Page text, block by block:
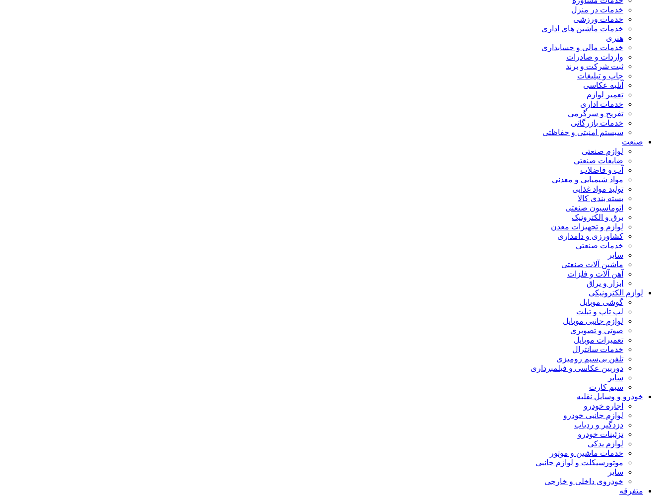
خدمات در منزل
خدمات ورزشی
خدمات ماشین های اداری
هنری
خدمات مالی و حسابداری
واردات و صادرات
ثبت شرکت و برند
چاپ و تبلیغات
آتلیه عکاسی
تعمیر لوازم
خدمات اداری
تفریح و سرگرمی
خدمات بازرگانی
سیستم امنیتی و حفاظتی
صنعت
لوازم صنعتی
ضایعات صنعتی
آب و فاضلاب
مواد شیمیایی و معدنی
تولید مواد غذایی
بسته بندی کالا
اتوماسیون صنعتی
برق و الکترونیک
لوازم و تجهیزات معدن
کشاورزی و دامداری
خدمات صنعتی
سایر
ماشین آلات صنعتی
آهن آلات و فلزات
ابزار و یراق
لوازم الکترونیکی
گوشی موبایل
لپ تاپ و تبلت
لوازم جانبی موبایل
صوتی و تصویری
تعمیرات موبایل
خدمات سانترال
تلفن بی‌سیم رومیزی
دوربین عکاسی و فیلمبرداری
سایر
سیم کارت
خودرو و وسایل نقلیه
اجاره خودرو
لوازم جانبی خودرو
دزدگیر و ردیاب
تزئینات خودرو
لوازم یدکی
خدمات ماشین و موتور
موتورسیکلت و لوازم جانبی
سایر
خودروی داخلی و خارجی
متفرقه